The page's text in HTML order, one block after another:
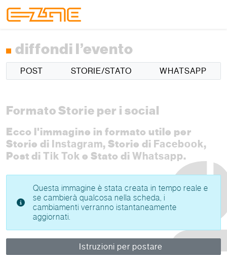
diffondi l’evento
POST STORIE/STATO WHATSAPP
Formato Storie per i social
Ecco l'immagine in formato utile per
Storie di Instagram, Storie di Facebook,
Post di Tik Tok e Stato di Whatsapp.
Questa immagine è stata creata in tempo reale e
se cambierà qualcosa nella scheda, i
cambiamenti verranno istantaneamente
aggiornati.
Istruzioni per postare